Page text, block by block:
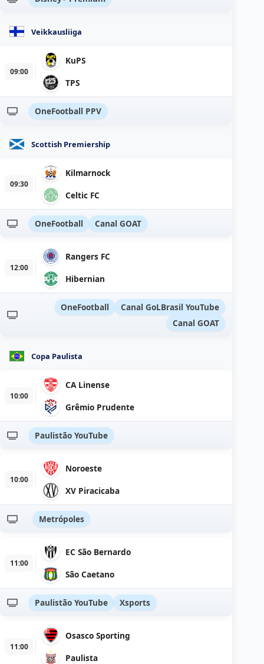
Veikkausliiga
09:00
KuPS
TPS
OneFootball PPV
Scottish Premiership
09:30
Kilmarnock
Celtic FC
OneFootball Canal GOAT
12:00
Rangers FC
Hibernian
OneFootball
Canal GoLBrasil YouTube
Canal GOAT
Copa Paulista
10:00
CA Linense
Grêmio Prudente
Paulistão YouTube
10:00
Noroeste
XV Piracicaba
Metrópoles
11:00
EC São Bernardo
São Caetano
Paulistão YouTube Xsports
11:00
Osasco Sporting
Paulista